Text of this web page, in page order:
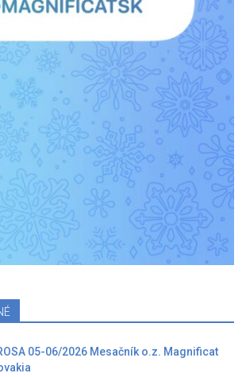
05-06/2026 Mesačník o.z. Magnificat